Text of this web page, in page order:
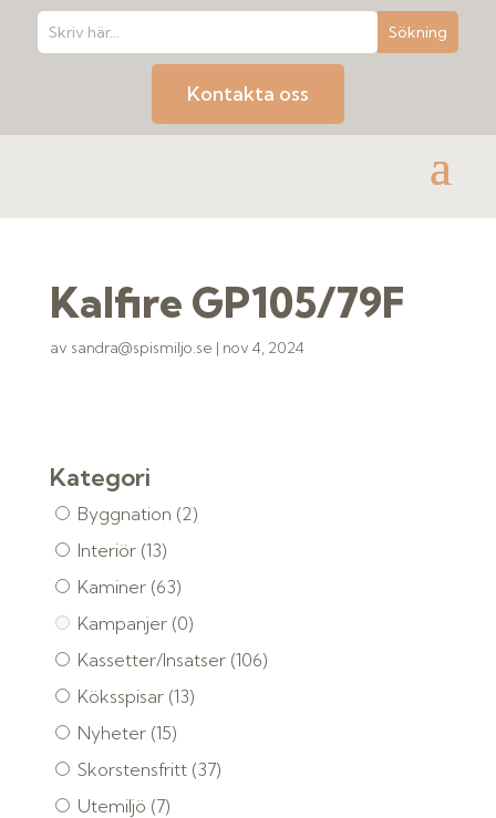
Kontakta oss
Kalfire GP105/79F
av sandra@spismiljo.se | nov 4, 2024
Kategori
Byggnation (2)
Interiör (13)
Kaminer (63)
Kampanjer (0)
Kassetter/Insatser (106)
Köksspisar (13)
Nyheter (15)
Skorstensfritt (37)
Utemiljö (7)